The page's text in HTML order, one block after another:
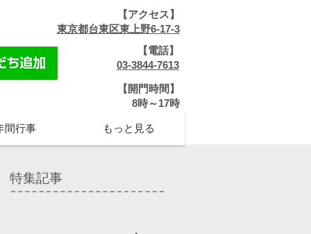
【アクセス】
東京都台東区東上野6-17-3
【電話】
03-3844-7613
【開門時間】
​8時～17時
間行事 もっと見る
特集記事